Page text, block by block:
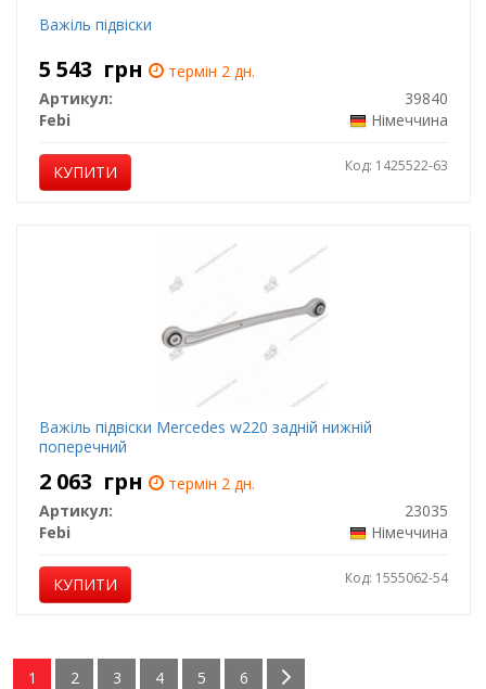
Важіль підвіски
5 543 грн
термін 2 дн.
Артикул:
39840
Febi
Німеччина
КУПИТИ Код: 1425522-63
Важіль підвіски Mercedes w220 задній нижній
поперечний
2 063 грн
термін 2 дн.
Артикул:
23035
Febi
Німеччина
КУПИТИ Код: 1555062-54
1 2 3 4 5 6